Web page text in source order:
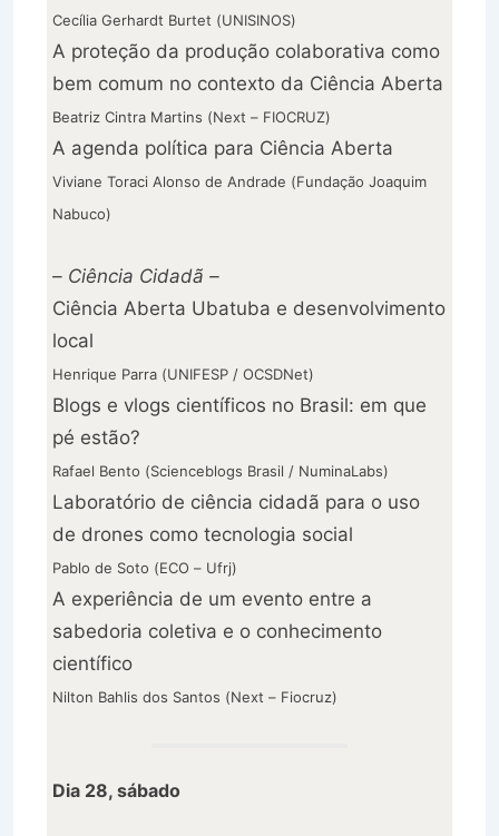
Cecília Gerhardt Burtet (UNISINOS)
A proteção da produção colaborativa como
bem comum no contexto da Ciência Aberta
Beatriz Cintra Martins (Next – FIOCRUZ)
A agenda política para Ciência Aberta
Viviane Toraci Alonso de Andrade (Fundação Joaquim
Nabuco)
– Ciência Cidadã –
Ciência Aberta Ubatuba e desenvolvimento
local
Henrique Parra (UNIFESP / OCSDNet)
Blogs e vlogs científicos no Brasil: em que
pé estão?
Rafael Bento (Scienceblogs Brasil / NuminaLabs)
Laboratório de ciência cidadã para o uso
de drones como tecnologia social
Pablo de Soto (ECO – Ufrj)
A experiência de um evento entre a
sabedoria coletiva e o conhecimento
científico
Nilton Bahlis dos Santos (Next – Fiocruz)
Dia 28, sábado